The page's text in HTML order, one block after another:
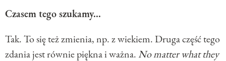
Czasem tego szukamy...
Tak. To się też zmienia, np. z wiekiem. Druga część tego
zdania jest równie piękna i ważna. No matter what they